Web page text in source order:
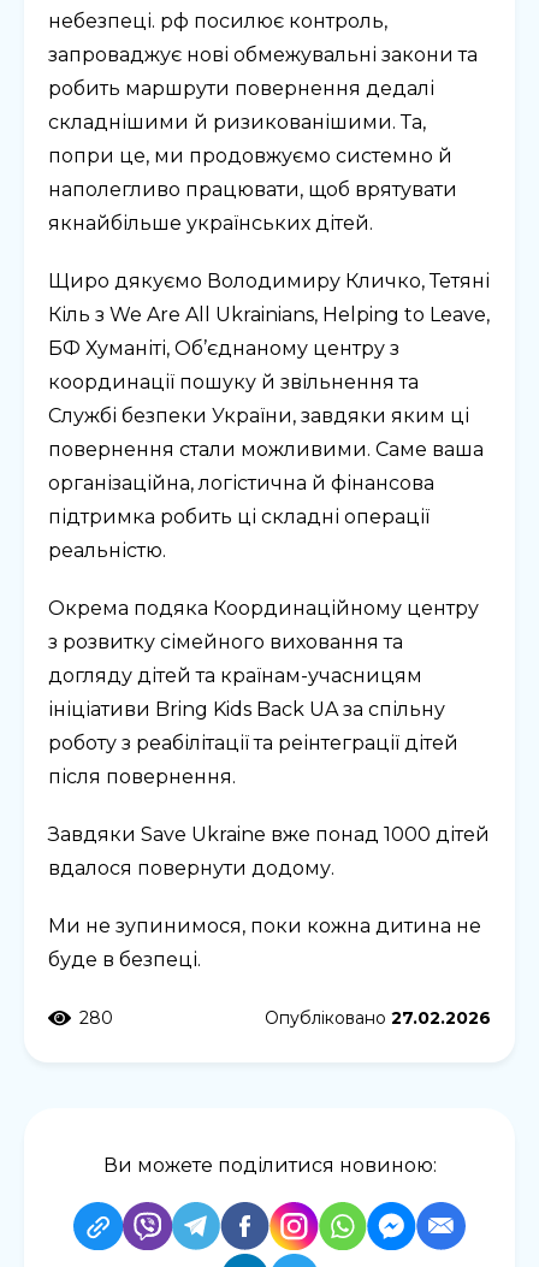
небезпеці. рф посилює контроль,
запроваджує нові обмежувальні закони та
робить маршрути повернення дедалі
складнішими й ризикованішими. Та,
попри це, ми продовжуємо системно й
наполегливо працювати, щоб врятувати
якнайбільше українських дітей.
Щиро дякуємо Володимиру Кличко, Тетяні
Кіль з We Are All Ukrainians, Helping to Leave,
БФ Хуманіті, Об’єднаному центру з
координації пошуку й звільнення та
Службі безпеки України, завдяки яким ці
повернення стали можливими. Саме ваша
організаційна, логістична й фінансова
підтримка робить ці складні операції
реальністю.
Окрема подяка Координаційному центру
з розвитку сімейного виховання та
догляду дітей та країнам-учасницям
ініціативи Bring Kids Back UA за спільну
роботу з реабілітації та реінтеграції дітей
після повернення.
Завдяки Save Ukraine вже понад 1000 дітей
вдалося повернути додому.
Ми не зупинимося, поки кожна дитина не
буде в безпеці.
280 Опубліковано 27.02.2026
Ви можете поділитися новиною: